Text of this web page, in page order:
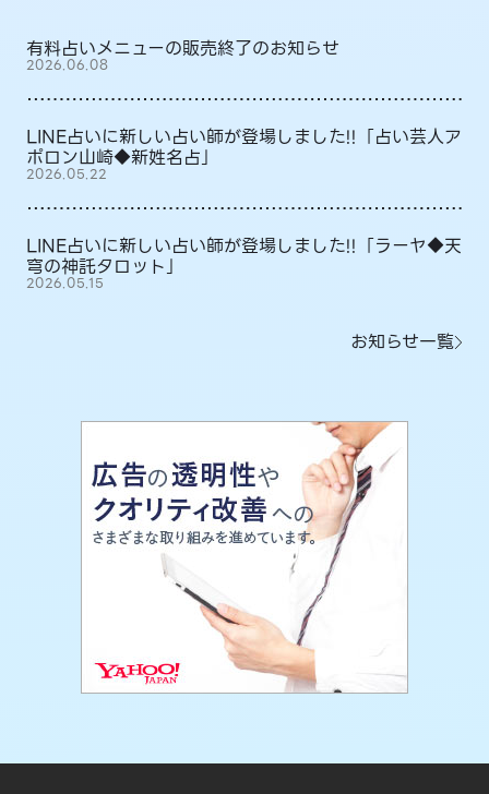
有料占いメニューの販売終了のお知らせ
2026.06.08
LINE占いに新しい占い師が登場しました!!「占い芸人ア
ポロン山崎◆新姓名占」
2026.05.22
LINE占いに新しい占い師が登場しました!!「ラーヤ◆天
穹の神託タロット」
2026.05.15
お知らせ一覧